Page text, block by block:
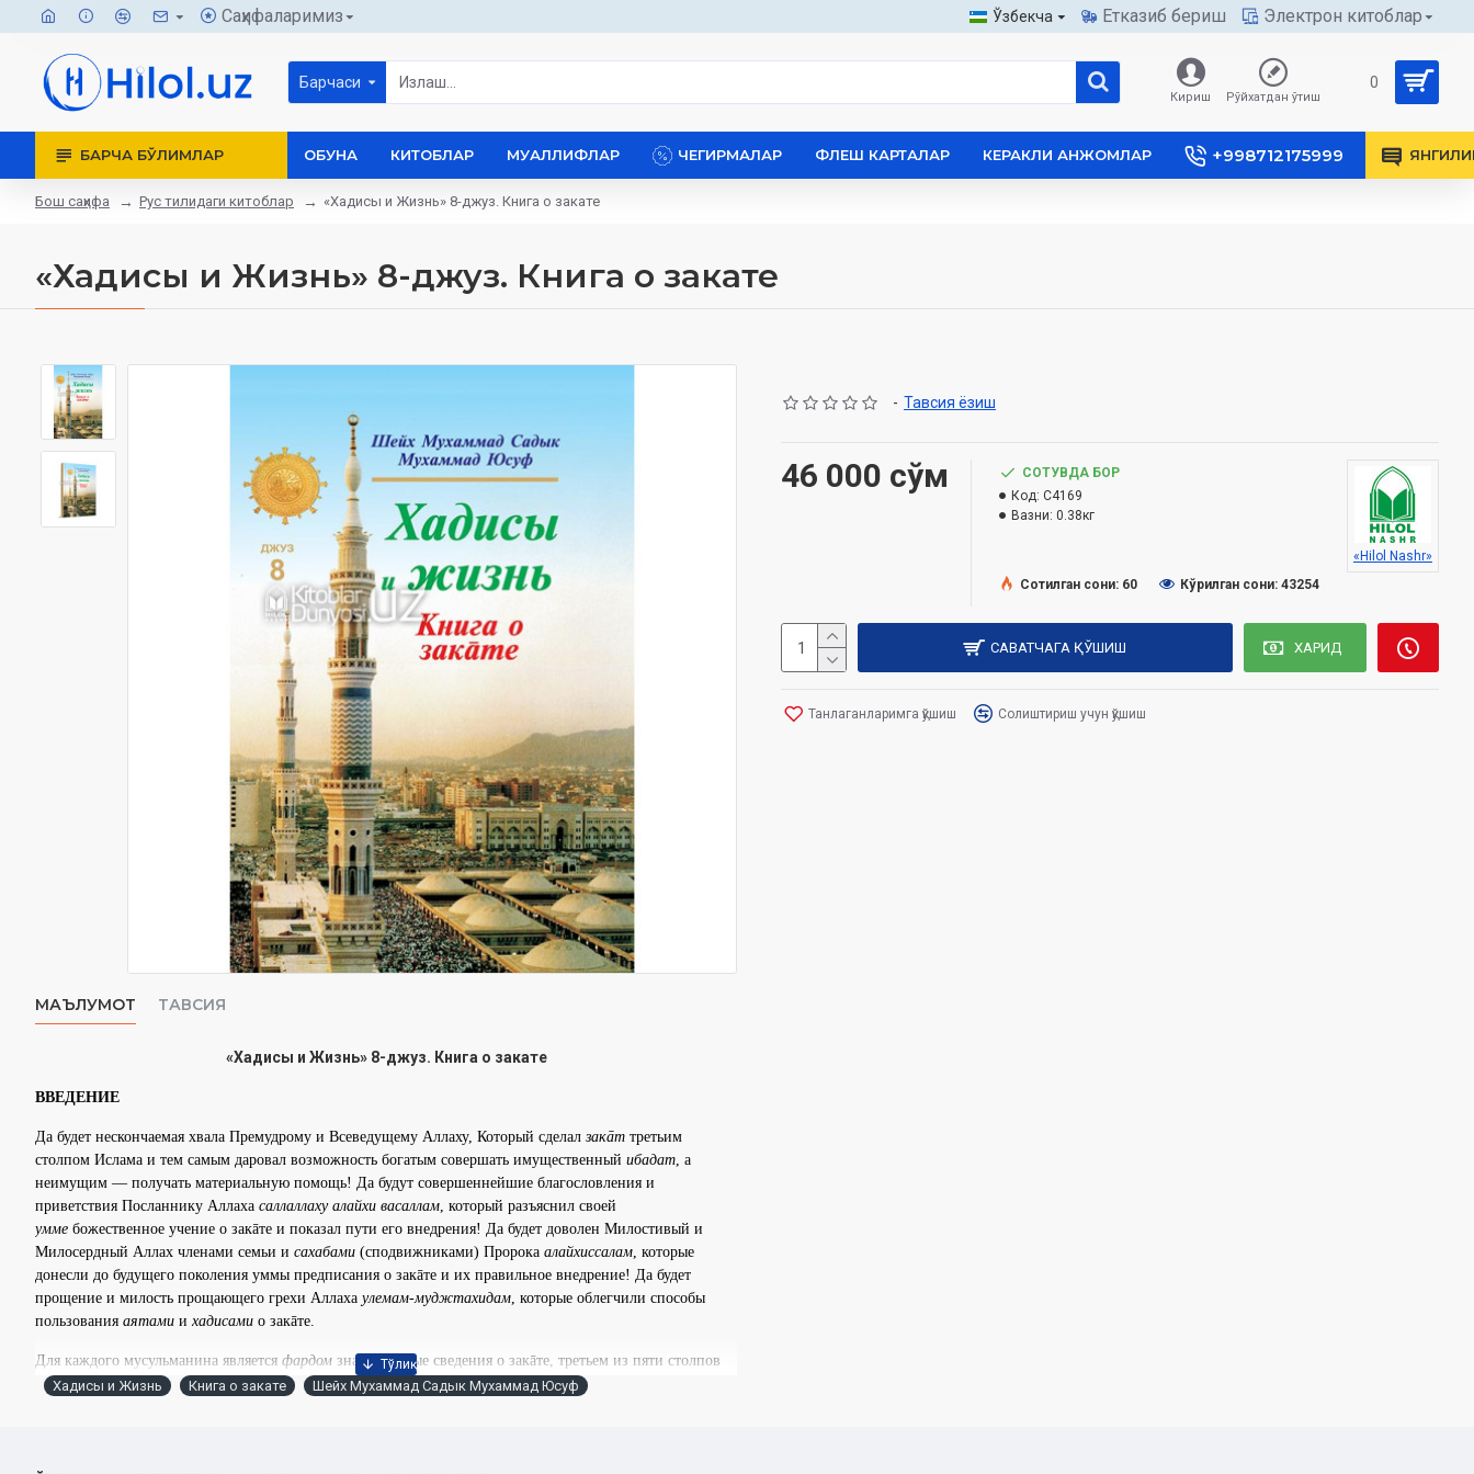
Саҳифаларимиз Ўзбекча Етказиб бериш Электрон китоблар
Барчаси
Кириш Рўйхатдан ўтиш
0
БАРЧА БЎЛИМЛАР ОБУНА КИТОБЛАР МУАЛЛИФЛАР ЧЕГИРМАЛАР ФЛЕШ КАРТАЛАР КЕРАКЛИ АНЖОМЛАР +998712175999
Бош саҳифа Рус тилидаги китоблар «Хадисы и Жизнь» 8-джуз. Книга о закате
«Хадисы и Жизнь» 8-джуз. Книга о закате
МАЪЛУМОТ ТАВСИЯ
«Хадисы и Жизнь» 8-джуз. Книга о закате
ВВЕДЕНИЕ
Да будет нескончаемая хвала Премудрому и Всеведущему Аллаху, Который сделал закāт третьим
столпом Ислама и тем самым даровал возможность богатым совершать имущественный ибадат, а
неимущим — получать материальную помощь! Да будут совершеннейшие благословления и
приветствия Посланнику Аллаха саллаллаху алайхи васаллам, который разъяснил своей
умме божественное учение о закāте и показал пути его внедрения! Да будет доволен Милостивый и
Милосердный Аллах членами семьи и сахабами (сподвижниками) Пророка алайхиссалам, которые
донесли до будущего поколения уммы предписания о закāте и их правильное внедрение! Да будет
прощение и милость прощающего грехи Аллаха улемам-муджтахидам, которые облегчили способы
пользования аятами и хадисами о закāте.
Для каждого мусульманина является фардом знать нужные сведения о закāте, третьем из пяти столпов
Ислама, и следовать им.Очередной восьмойджуз книги из серии «Хадисы и жизнь» посвящается
- Тавсия ёзиш
46 000 сўм
СОТУВДА БОР
Код: C4169
Вазни: 0.38кг
«Hilol Nashr»
Сотилган сони: 60
Кўрилган сони: 43254
САВАТЧАГА ҚЎШИШ ХАРИД
Танлаганларимга қўшиш Солиштириш учун қўшиш
Хадисы и Жизнь Книга о закате Шейх Мухаммад ­Садык Мухаммад Юсуф